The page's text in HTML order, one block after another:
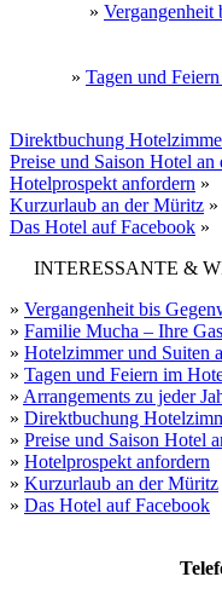
»
» Tagen und
Direktbuchung
Preise und Saison Hotel
Hotelprospekt anfordern »
Kurzurlaub an der Müritz »
Das Hotel auf Facebook »
INTERESSANTE &
» Vergangenheit bis
» Familie Mucha – Ihre
» Hotelzimmer und Suiten
» Tagen und Feiern im
» Arrangements zu jeder
» Direktbuchung
» Preise und Saison Hotel
» Hotelprospekt anfordern
» Kurzurlaub an der Müritz
» Das Hotel auf Facebook